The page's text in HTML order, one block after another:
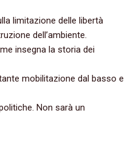
limitazione delle libertà
dell’ambiente.
insegna la storia dei
mobilitazione dal basso e
Non sarà un